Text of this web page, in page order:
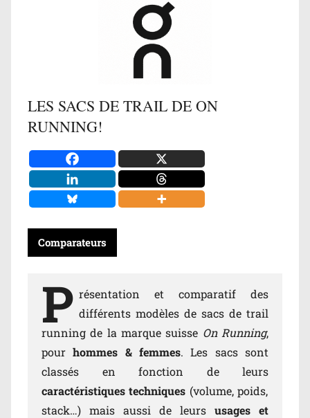
LES SACS DE TRAIL DE ON
RUNNING!
Comparateurs
P résentation et comparatif des
différents modèles de sacs de trail
running de la marque suisse On Running,
pourhommes & femmes. Les sacs sont
classés en fonction de leurs
caractéristiques techniques (volume, poids,
stack…) mais aussi de leurs usages et